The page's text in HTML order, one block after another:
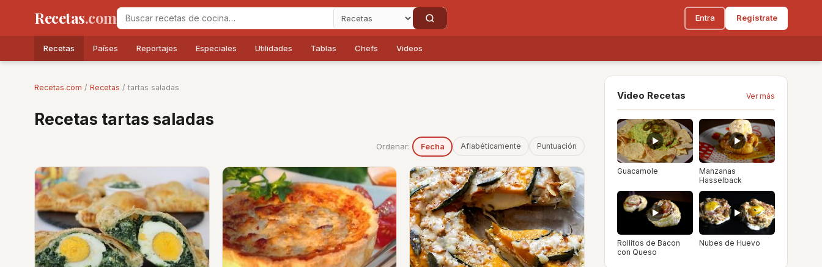
Recetas.com Entra Regístrate
Recetas Países Reportajes Especiales Utilidades Tablas Chefs Videos
Recetas.com / Recetas / tartas saladas
Recetas tartas saladas
Ordenar: Fecha Aflabéticamente Puntuación
Video Recetas Ver más
Guacamole
Manzanas
Hasselback
Rollitos de Bacon
con Queso
Nubes de Huevo